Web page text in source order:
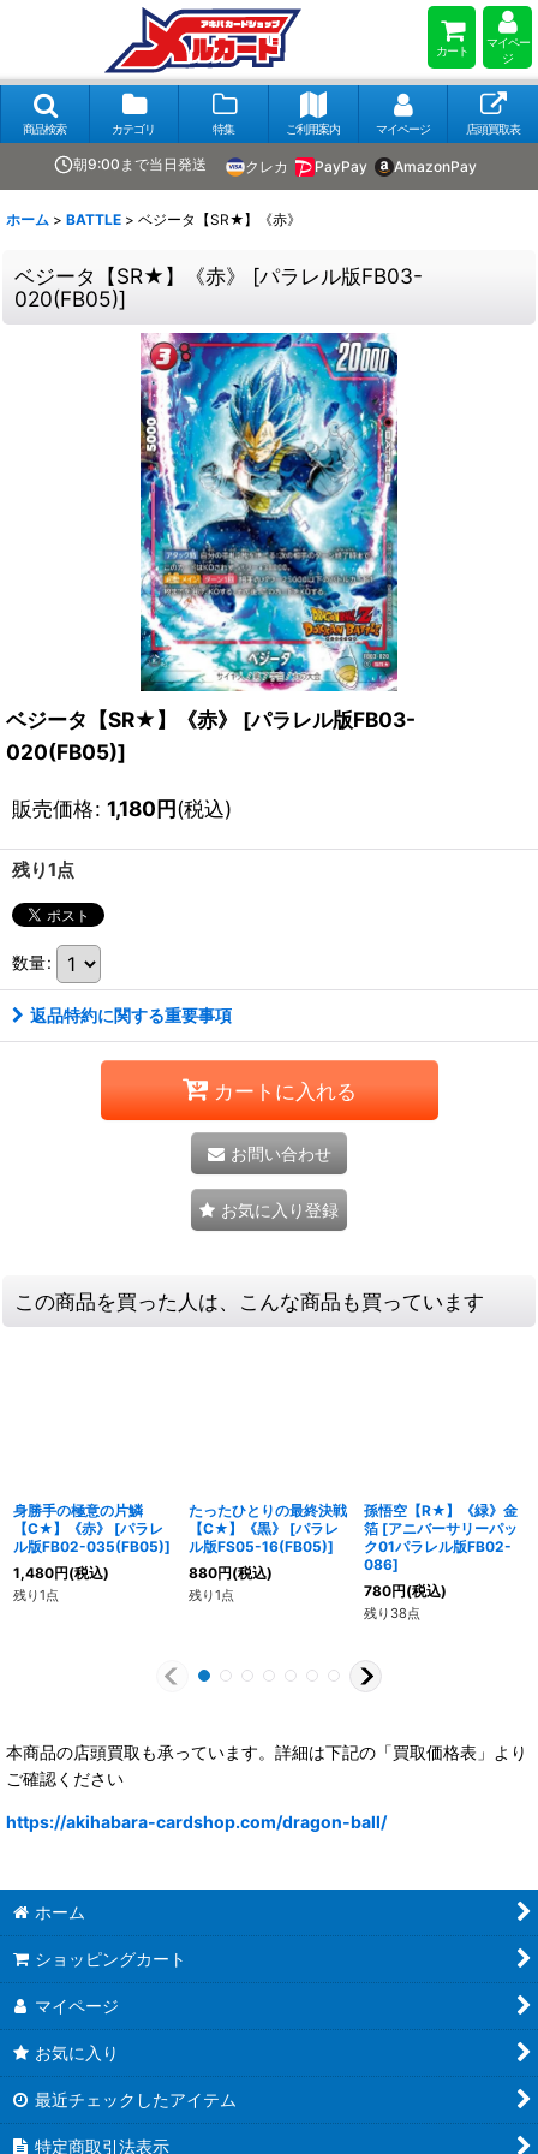
カート
マイペー
ジ
商品検索 カテゴリ 特集 ご利用案内 マイページ 店頭買取表
朝9:00まで当日発送 クレカ PayPay AmazonPay
ホーム > BATTLE > ベジータ【SR★】《赤》
ベジータ【SR★】《赤》 [パラレル版FB03-
020(FB05)]
ベジータ【SR★】《赤》 [パラレル版FB03-
020(FB05)]
販売価格: 1,180円(税込)
残り1点
数量:
返品特約に関する重要事項
カートに入れる
お問い合わせ
お気に入り登録
この商品を買った人は、こんな商品も買っています
身勝手の極意の片鱗
【C★】《赤》
[パラレ
ル版FB02-035(FB05)]
1,480円(税込)
残り1点
たったひとりの最終決戦
【C★】《黒》
[パラレ
ル版FS05-16(FB05)]
880円(税込)
残り1点
孫悟空【R★】《緑》金
箔 [アニバーサリーパッ
ク01パラレル版FB02-
086]
780円(税込)
残り38点
本商品の店頭買取も承っています。詳細は下記の「買取価格表」より
ご確認ください
https://akihabara-cardshop.com/dragon-ball/
ホーム
ショッピングカート
マイページ
お気に入り
最近チェックしたアイテム
特定商取引法表示